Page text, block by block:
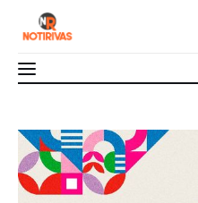
Motul de Carrillo
Aniversario como
0 Comments
Mérida
Interior del